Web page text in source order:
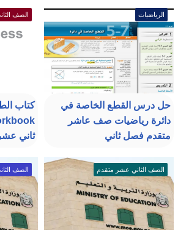
الرياضيات
حل درس القطع الخاصة في
دائرة رياضيات صف عاشر
متقدم فصل ثاني
الصف
ثاني
الصف الثاني عشر متقدم الصف